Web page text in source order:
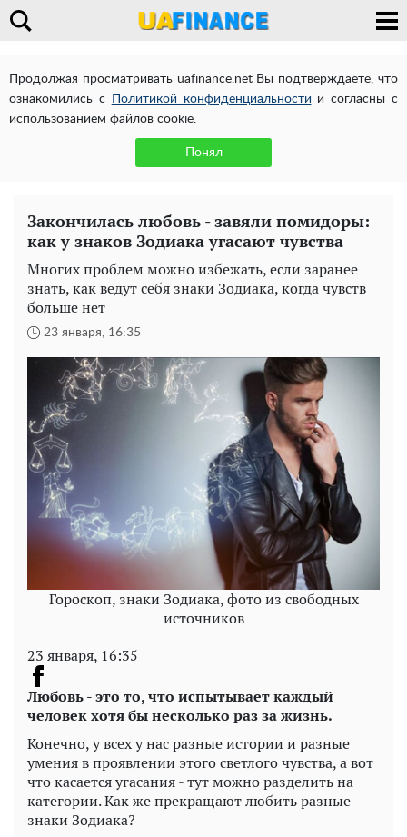
Продолжая просматривать uafinance.net Вы подтверждаете, что
ознакомились с
Политикой конфиденциальности и согласны с
использованием файлов cookie.
Понял
Закончилась любовь - завяли помидоры:
как у знаков Зодиака угасают чувства
Многих проблем можно избежать, если заранее
знать, как ведут себя знаки Зодиака, когда чувств
больше нет
23 января, 16:35
Гороскоп, знаки Зодиака, фото из свободных
источников
23 января, 16:35
Любовь - это то, что испытывает каждый
человек хотя бы несколько раз за жизнь.
Конечно, у всех у нас разные истории и разные
умения в проявлении этого светлого чувства, а вот
что касается угасания - тут можно разделить на
категории. Как же прекращают любить разные
знаки Зодиака?